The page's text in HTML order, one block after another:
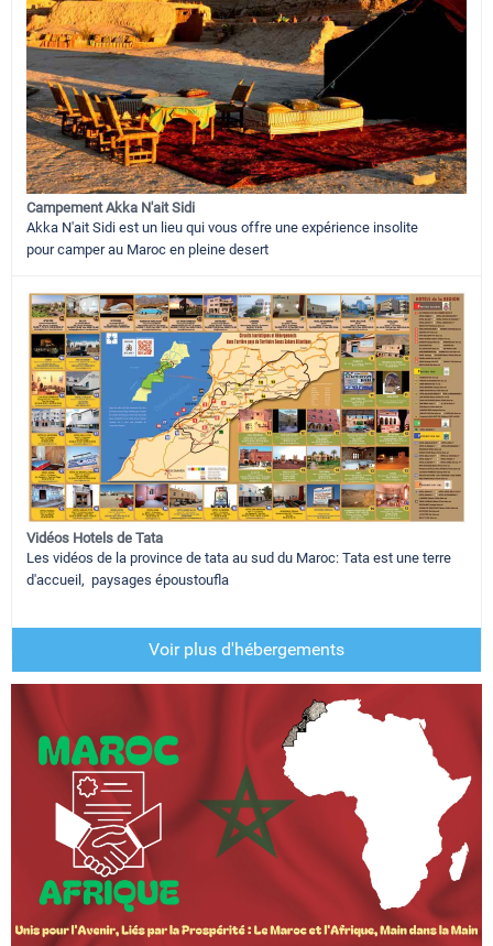
Campement Akka N'ait Sidi
Akka N'ait Sidi est un lieu qui vous offre une expérience insolite
pour camper au Maroc en pleine desert
Vidéos Hotels de Tata
Les vidéos de la province de tata au sud du Maroc: Tata est une terre
d'accueil, paysages époustoufla
Voir plus d'hébergements